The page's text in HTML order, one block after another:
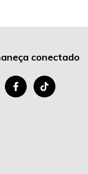
conectado